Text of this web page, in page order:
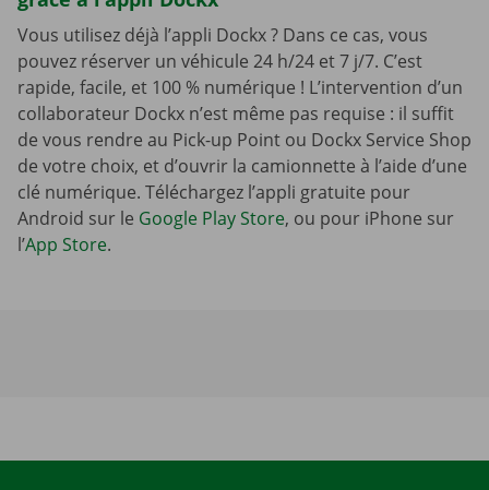
Vous utilisez déjà l’appli Dockx ? Dans ce cas, vous
pouvez réserver un véhicule 24 h/24 et 7 j/7. C’est
rapide, facile, et 100 % numérique ! L’intervention d’un
collaborateur Dockx n’est même pas requise : il suffit
de vous rendre au Pick-up Point ou Dockx Service Shop
de votre choix, et d’ouvrir la camionnette à l’aide d’une
clé numérique. Téléchargez l’appli gratuite pour
Android sur le Google Play Store, ou pour iPhone sur
l’App Store.